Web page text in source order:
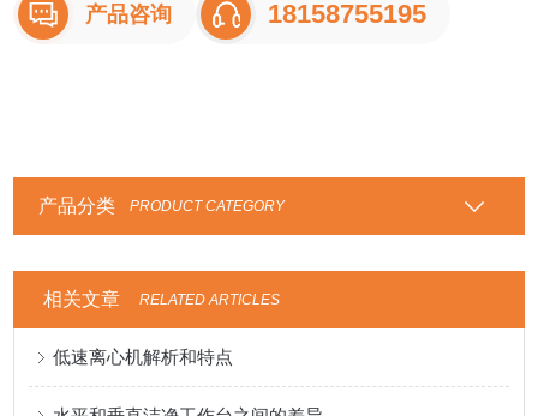
产品咨询 18158755195
产品分类 PRODUCT CATEGORY
相关文章 RELATED ARTICLES
低速离心机解析和特点